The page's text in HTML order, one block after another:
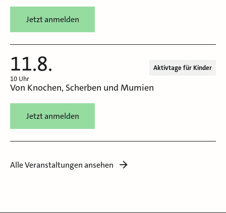
Jetzt anmelden
11.8.
10 Uhr
Aktivtage für Kinder
Von Knochen, Scherben und Mumien
Jetzt anmelden
Alle Veranstaltungen ansehen